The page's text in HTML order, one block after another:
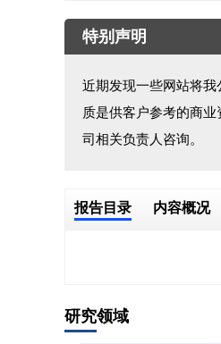
特别声明
近期发现一些网站将
质是供客户参考的商
司相关负责人咨询。
报告目录 内容概况
研究领域